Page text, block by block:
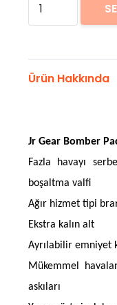
Gear
Pack
Su
50
Litre
adet
Ürün Hakkında
Jr Gear Bomber
Fazla havayı
boşaltma valfi
Ağır hizmet tipi
Ekstra kalın alt
Ayrılabilir emniyet
Mükemmel
askıları